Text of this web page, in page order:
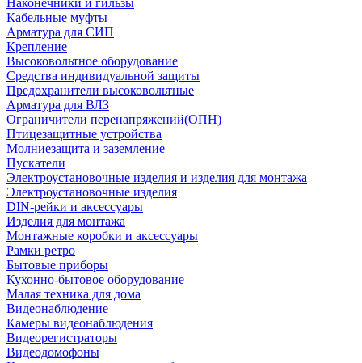
Наконечники и гильзы
Кабельные муфты
Арматура для СИП
Крепление
Высоковольтное оборудование
Средства индивидуальной защиты
Предохранители высоковольтные
Арматура для ВЛЗ
Ограничители перенапряжений(ОПН)
Птицезащитные устройства
Молниезащита и заземление
Пускатели
Электроустановочные изделия и изделия для монтажа
Электроустановочные изделия
DIN-рейки и аксессуары
Изделия для монтажа
Монтажные коробки и аксессуары
Рамки ретро
Бытовые приборы
Кухонно-бытовое оборудование
Малая техника для дома
Видеонаблюдение
Камеры видеонаблюдения
Видеорегистраторы
Видеодомофоны